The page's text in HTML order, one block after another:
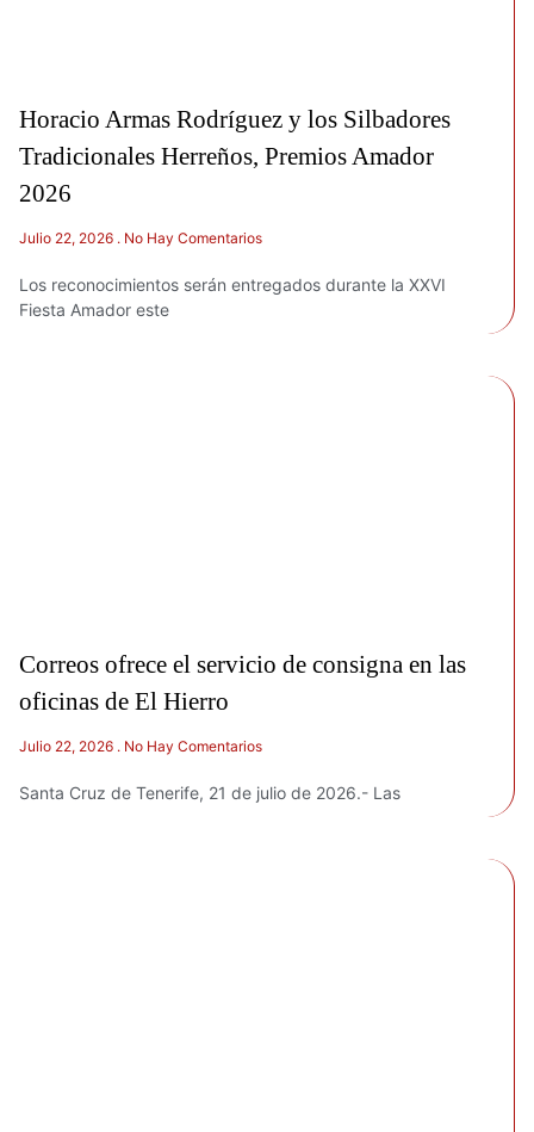
Horacio Armas Rodríguez y los Silbadores
Tradicionales Herreños, Premios Amador
2026
Julio 22, 2026 No Hay Comentarios
Los reconocimientos serán entregados durante la XXVI
Fiesta Amador este
Correos ofrece el servicio de consigna en las
oficinas de El Hierro
Julio 22, 2026 No Hay Comentarios
Santa Cruz de Tenerife, 21 de julio de 2026.- Las